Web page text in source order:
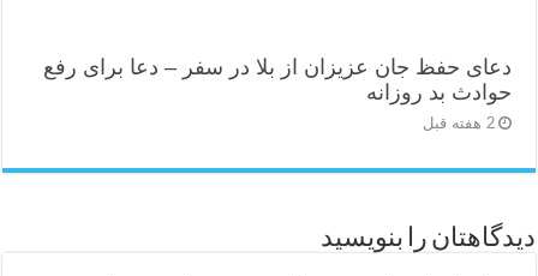
دعای حفظ جان عزیزان از بلا در سفر – دعا برای رفع
حوادث بد روزانه
2 هفته قبل
دیدگاهتان را بنویسید